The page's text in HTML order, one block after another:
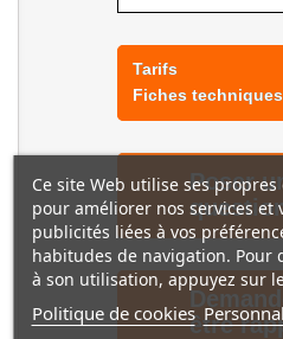
Tarifs
Fiches techniques
Poser
être
Ce site Web utilise ses
pour améliorer nos services et
publicités liées à vos
habitudes de navigation. Pour
à son utilisation, appuyez sur
Politique de cookies